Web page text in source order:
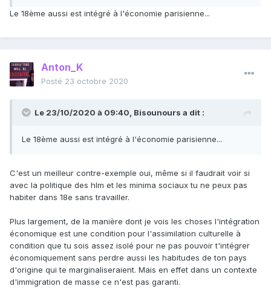
Le 18ème aussi est intégré à l'économie parisienne...
Anton_K
Posté 23 octobre 2020
Le 23/10/2020 à 09:40, Bisounours a dit :
Le 18ème aussi est intégré à l'économie parisienne...
C'est un meilleur contre-exemple oui, même si il faudrait voir si
avec la politique des hlm et les minima sociaux tu ne peux pas
habiter dans 18e sans travailler.
Plus largement, de la manière dont je vois les choses l'intégration
économique est une condition pour l'assimilation culturelle à
condition que tu sois assez isolé pour ne pas pouvoir t'intégrer
économiquement sans perdre aussi les habitudes de ton pays
d'origine qui te marginaliseraient. Mais en effet dans un contexte
d'immigration de masse ce n'est pas garanti.